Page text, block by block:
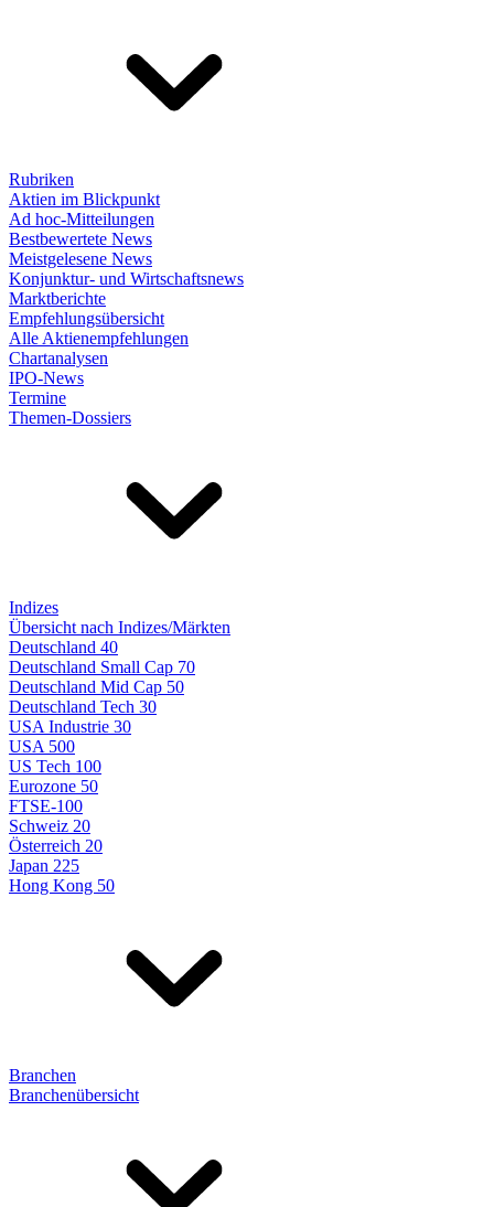
Rubriken
Aktien im Blickpunkt
Ad hoc-Mitteilungen
Bestbewertete News
Meistgelesene News
Konjunktur- und Wirtschaftsnews
Marktberichte
Empfehlungsübersicht
Alle Aktienempfehlungen
Chartanalysen
IPO-News
Termine
Themen-Dossiers
Indizes
Übersicht nach Indizes/Märkten
Deutschland 40
Deutschland Small Cap 70
Deutschland Mid Cap 50
Deutschland Tech 30
USA Industrie 30
USA 500
US Tech 100
Eurozone 50
FTSE-100
Schweiz 20
Österreich 20
Japan 225
Hong Kong 50
Branchen
Branchenübersicht